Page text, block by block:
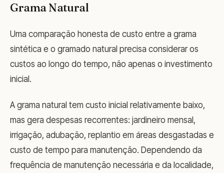
Grama Natural
Uma comparação honesta de custo entre a grama
sintética e o gramado natural precisa considerar os
custos ao longo do tempo, não apenas o investimento
inicial.
A grama natural tem custo inicial relativamente baixo,
mas gera despesas recorrentes: jardineiro mensal,
irrigação, adubação, replantio em áreas desgastadas e
custo de tempo para manutenção. Dependendo da
frequência de manutenção necessária e da localidade,